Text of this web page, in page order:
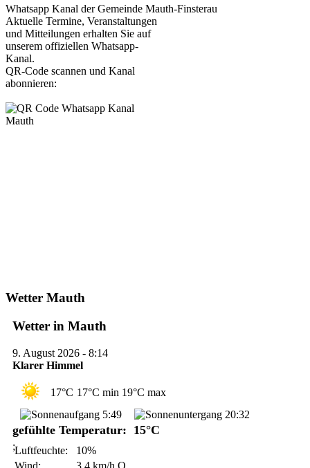
Whatsapp Kanal der Gemeinde Mauth-Finsterau
Aktuelle Termine, Veranstaltungen
und Mitteilungen erhalten Sie auf
unserem offiziellen Whatsapp-
Kanal.
QR-Code scannen und Kanal
abonnieren:
Wetter Mauth
Wetter in Mauth
9. August 2026 - 8:14
Klarer Himmel
17°C 17°C min 19°C max
5:49
20:32
gefühlte Temperatur: 15°C
;Luftfeuchte:
10%
Wind:
3,4 km/h O